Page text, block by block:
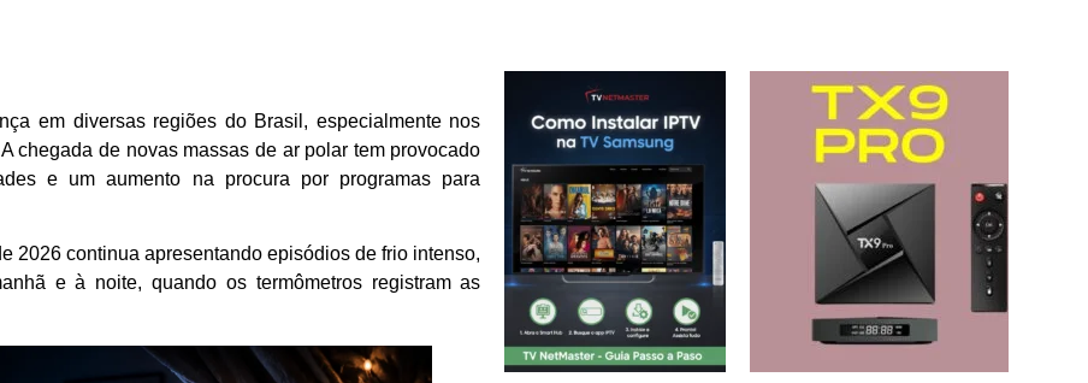
em diversas regiões do Brasil, especialmente nos
chegada de novas massas de ar polar tem provocado
e um aumento na procura por programas para
2026 continua apresentando episódios de frio intenso,
e à noite, quando os termômetros registram as